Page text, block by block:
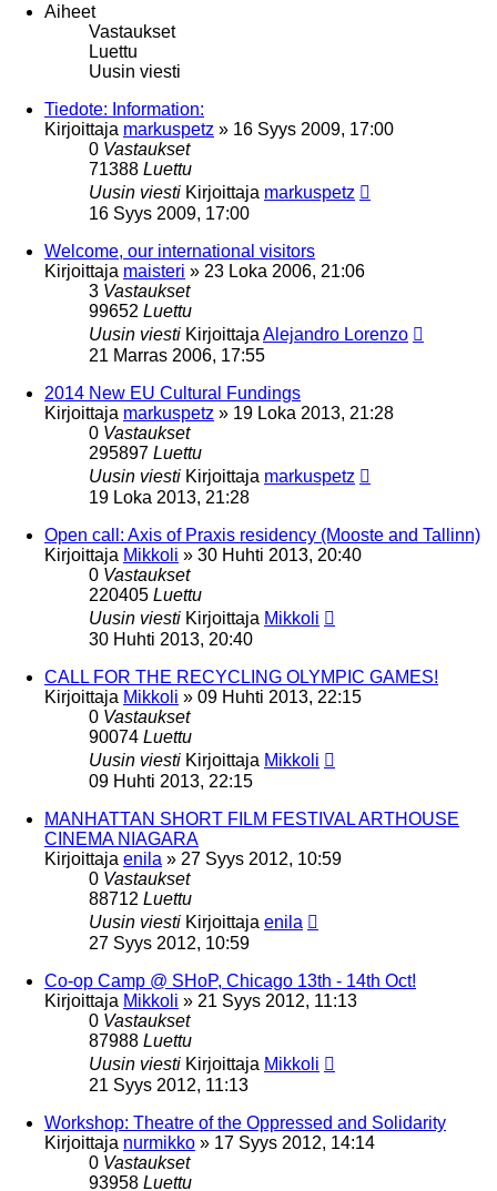
Aiheet
Vastaukset
Luettu
Uusin viesti
Tiedote: Information:
Kirjoittaja markuspetz » 16 Syys 2009, 17:00
0 Vastaukset
71388 Luettu
Uusin viesti Kirjoittaja markuspetz
16 Syys 2009, 17:00
Welcome, our international visitors
Kirjoittaja maisteri » 23 Loka 2006, 21:06
3 Vastaukset
99652 Luettu
Uusin viesti Kirjoittaja Alejandro Lorenzo
21 Marras 2006, 17:55
2014 New EU Cultural Fundings
Kirjoittaja markuspetz » 19 Loka 2013, 21:28
0 Vastaukset
295897 Luettu
Uusin viesti Kirjoittaja markuspetz
19 Loka 2013, 21:28
Open call: Axis of Praxis residency (Mooste and Tallinn)
Kirjoittaja Mikkoli » 30 Huhti 2013, 20:40
0 Vastaukset
220405 Luettu
Uusin viesti Kirjoittaja Mikkoli
30 Huhti 2013, 20:40
CALL FOR THE RECYCLING OLYMPIC GAMES!
Kirjoittaja Mikkoli » 09 Huhti 2013, 22:15
0 Vastaukset
90074 Luettu
Uusin viesti Kirjoittaja Mikkoli
09 Huhti 2013, 22:15
MANHATTAN SHORT FILM FESTIVAL ARTHOUSE
CINEMA NIAGARA
Kirjoittaja enila » 27 Syys 2012, 10:59
0 Vastaukset
88712 Luettu
Uusin viesti Kirjoittaja enila
27 Syys 2012, 10:59
Co-op Camp @ SHoP, Chicago 13th - 14th Oct!
Kirjoittaja Mikkoli » 21 Syys 2012, 11:13
0 Vastaukset
87988 Luettu
Uusin viesti Kirjoittaja Mikkoli
21 Syys 2012, 11:13
Workshop: Theatre of the Oppressed and Solidarity
Kirjoittaja nurmikko » 17 Syys 2012, 14:14
0 Vastaukset
93958 Luettu